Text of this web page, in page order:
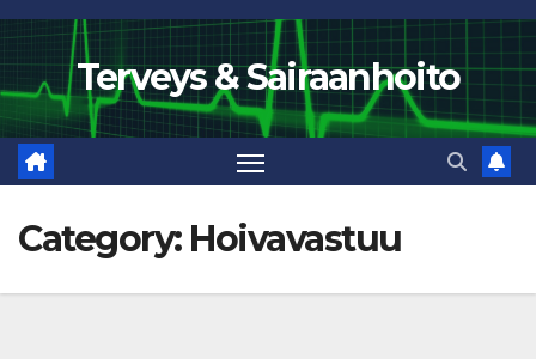
Skip
content Terveys & Sairaanhoito
Category: Hoivavastuu